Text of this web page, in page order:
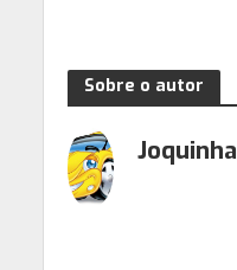
Sobre o autor
Joquinha